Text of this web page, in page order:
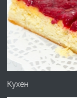
ПРЕДЛАГА
Кухен